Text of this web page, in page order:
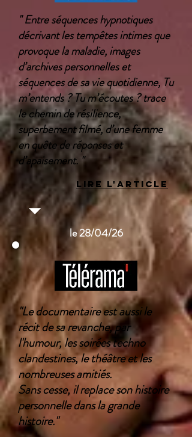
" Entre séquences hypnotiques
décrivant les tempêtes intimes que
provoque la maladie, images
d’archives personnelles et
séquences de sa vie quotidienne, Tu
m’entends ? Tu m’écoutes ? trace
le chemin de résilience,
superbement filmé, d’une femme
en quête de réponses et
d’apaisement. "
LIRE L'ARTICLE
le 28/04/26
"Le documentaire est aussi le
récit de sa revanche, par
l'humour, les soirées techno
clandestines, le théâtre et les
nombreuses amitiés.
Sans cesse, il replace son histoire
personnelle dans la grande
histoire."